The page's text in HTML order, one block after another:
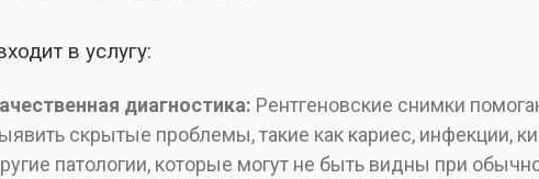
в услугу:
диагностика: Рентгеновские снимки
скрытые проблемы, такие как кариес, инфекции,
патологии, которые могут не быть видны при